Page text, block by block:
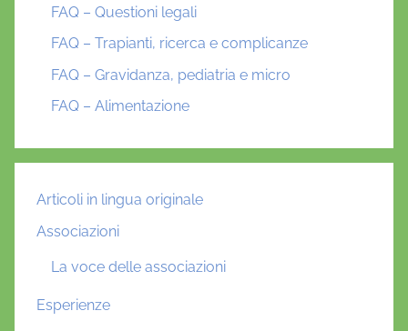
FAQ – Questioni legali
FAQ – Trapianti, ricerca e complicanze
FAQ – Gravidanza, pediatria e micro
FAQ – Alimentazione
Articoli in lingua originale
Associazioni
La voce delle associazioni
Esperienze